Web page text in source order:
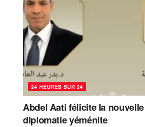
24 HEURES SUR 24
Abdel Aati félicite la
diplomatie yéménite